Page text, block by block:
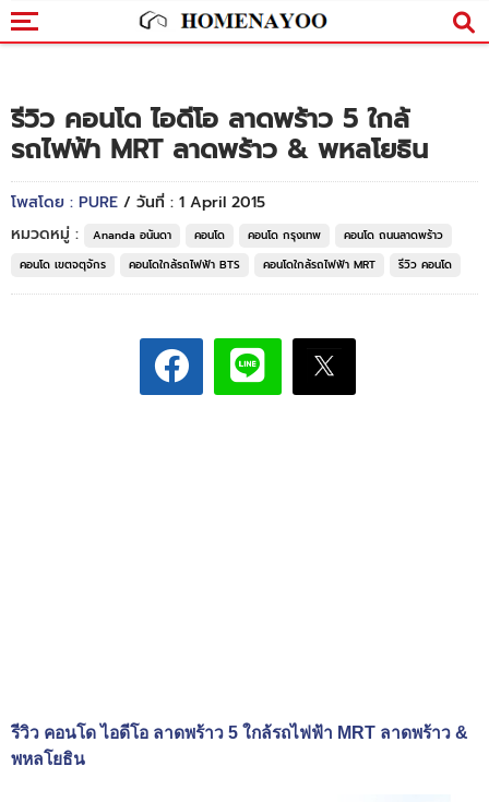
รีวิว คอนโด ไอดีโอ ลาดพร้าว 5 ใกล้
รถไฟฟ้า MRT ลาดพร้าว & พหลโยธิน
โพสโดย : PURE / วันที่ : 1 April 2015
หมวดหมู่ :
Ananda อนันดา คอนโด คอนโด กรุงเทพ
คอนโด ถนนลาดพร้าว
คอนโด เขตจตุจักร
คอนโดใกล้รถไฟฟ้า BTS คอนโดใกล้รถไฟฟ้า MRT รีวิว คอนโด
รีวิว คอนโด ไอดีโอ ลาดพร้าว 5 ใกล้รถไฟฟ้า MRT ลาดพร้าว &
พหลโยธิน